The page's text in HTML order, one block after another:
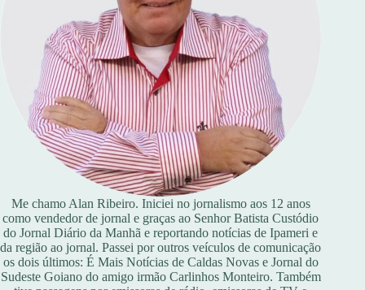
Me chamo Alan Ribeiro. Iniciei no jornalismo aos 12 anos
como vendedor de jornal e graças ao Senhor Batista Custódio
do Jornal Diário da Manhã e reportando notícias de Ipameri e
da região ao jornal. Passei por outros veículos de comunicação
os dois últimos: É Mais Notícias de Caldas Novas e Jornal do
Sudeste Goiano do amigo irmão Carlinhos Monteiro. Também